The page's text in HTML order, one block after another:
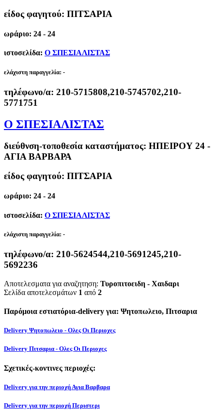
είδος φαγητού: ΠΙΤΣΑΡΙΑ
ωράριο: 24 - 24
ιστοσελίδα: Ο ΣΠΕΣΙΑΛΙΣΤΑΣ
ελάχιστη παραγγελία: -
τηλέφωνο/α: 210-5715808,210-5745702,210-
5771751
Ο ΣΠΕΣΙΑΛΙΣΤΑΣ
διεύθνση-τοποθεσία καταστήματος: ΗΠΕΙΡΟΥ 24 -
ΑΓΙΑ ΒΑΡΒΑΡΑ
είδος φαγητού: ΠΙΤΣΑΡΙΑ
ωράριο: 24 - 24
ιστοσελίδα: Ο ΣΠΕΣΙΑΛΙΣΤΑΣ
ελάχιστη παραγγελία: -
τηλέφωνο/α: 210-5624544,210-5691245,210-
5692236
Αποτελεσματα για αναζητηση: Τυροπιτοειδη - Χαιδαρι
Σελίδα αποτελεσμάτων 1 από 2
Παρόμοια εστιατόρια-delivery για: Ψητοπωλειο, Πιτσαρια
Delivery Ψητοπωλειο - Ολες Οι Περιοχες
Delivery Πιτσαρια - Ολες Οι Περιοχες
Σχετικές-κοντινες περιοχές:
Delivery για την περιοχή Αγια Βαρβαρα
Delivery για την περιοχή Περιστερι